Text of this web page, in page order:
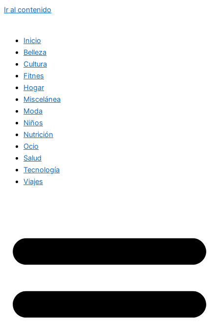
Ir al contenido
Inicio
Belleza
Cultura
Fitnes
Hogar
Miscelánea
Moda
Niños
Nutrición
Ocio
Salud
Tecnología
Viajes